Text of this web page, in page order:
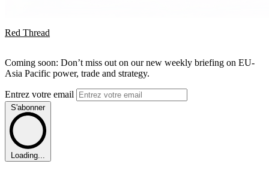
Red Thread
Coming soon: Don’t miss out on our new weekly briefing on EU-
Asia Pacific power, trade and strategy.
Entrez votre email
S'abonner
Loading...